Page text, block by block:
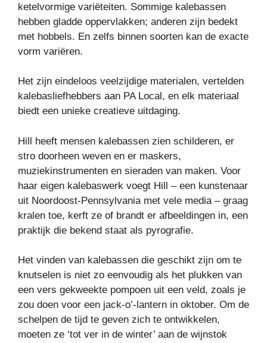
ketelvormige variëteiten. Sommige kalebassen
hebben gladde oppervlakken; anderen zijn bedekt
met hobbels. En zelfs binnen soorten kan de exacte
vorm variëren.
Het zijn eindeloos veelzijdige materialen, vertelden
kalebasliefhebbers aan PA Local, en elk materiaal
biedt een unieke creatieve uitdaging.
Hill heeft mensen kalebassen zien schilderen, er
stro doorheen weven en er maskers,
muziekinstrumenten en sieraden van maken. Voor
haar eigen kalebaswerk voegt Hill – een kunstenaar
uit Noordoost-Pennsylvania met vele media – graag
kralen toe, kerft ze of brandt er afbeeldingen in, een
praktijk die bekend staat als pyrografie.
Het vinden van kalebassen die geschikt zijn om te
knutselen is niet zo eenvoudig als het plukken van
een vers gekweekte pompoen uit een veld, zoals je
zou doen voor een jack-o’-lantern in oktober. Om de
schelpen de tijd te geven zich te ontwikkelen,
moeten ze ‘tot ver in de winter’ aan de wijnstok